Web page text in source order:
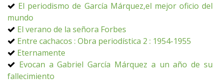
El periodismo de García Márquez,el mejor oficio del
mundo
El verano de la señora Forbes
Entre cachacos : Obra periodística 2 : 1954-1955
Eternamente
Evocan a Gabriel García Márquez a un año de su
fallecimiento